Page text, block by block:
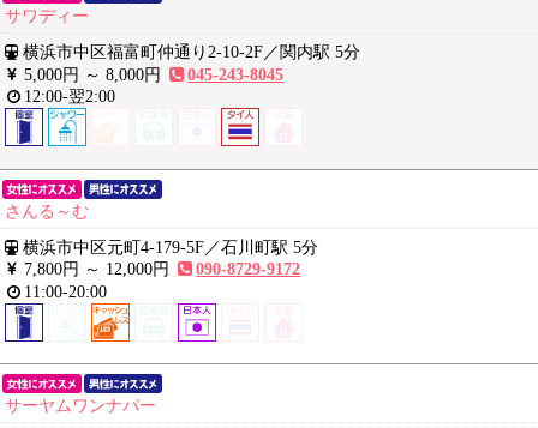
サワディー
横浜市中区福富町仲通り2-10-2F／関内駅 5分
5,000円 ～8,000円
045-243-8045
12:00-翌2:00
さんる～む
横浜市中区元町4-179-5F／石川町駅 5分
7,800円 ～ 12,000円
090-8729-9172
11:00-20:00
サーヤムワンナパー